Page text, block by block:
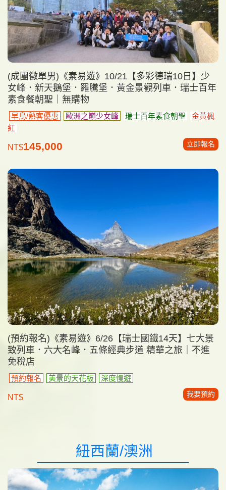
(成團徵單男)《素易遊》10/21【多彩德瑞10日】少
女峰．新天鵝堡．羅騰堡．黃金景觀列車．瑞士百年
素食餐朝聖｜無購物
早鳥/熟客優惠 歐洲之巔少女峰 瑞士百年素食朝聖
金黃楓
紅
NT$145,000 立即報名
(預約報名)《素易遊》6/26【瑞士國鐵14天】七大景
致列車．六大名峰．五條經典步道 精華之旅｜不進
免稅店
預約報名 美景的天花板 深度慢遊
NT$ 我要預約
紐西蘭/澳洲